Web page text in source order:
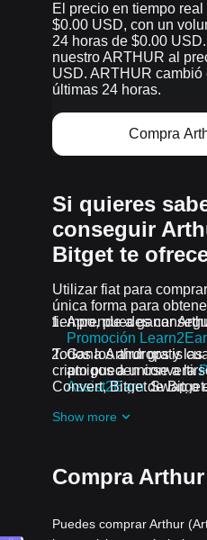
El precio en tiempo
$0.00 USD, con un
24 horas de $0.00
nuestro ARTHUR al
USD. ARTHUR cambió
últimas 24 horas.
Compra
Si quieres
conseguir
Bitget te
Utilizar fiat para
única forma para
tiempo, puedes
Aprende a ganar
Promoción
Gana Arthur gratis
amigos a unirse a la
Assist2Earnde Bitget.
a losDesafíos y
Todos los airdrops y
cripto pueden
Convert, Bitget Swap o
Show more
Compra
Puedes comprar Arthur